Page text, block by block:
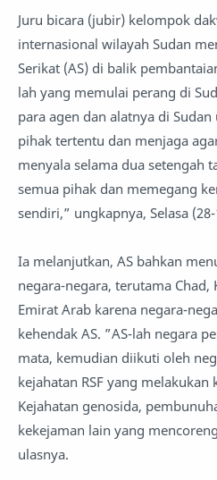
Juru bicara (jubir) kelompok
internasional wilayah Sudan
Serikat (AS) di balik
lah yang memulai perang di
para agen dan alatnya di
pihak tertentu dan menjaga
menyala selama dua setengah
semua pihak dan memegang
sendiri,” ungkapnya, Selasa (28-
Ia melanjutkan, AS bahkan
negara-negara, terutama Chad,
Emirat Arab karena negara-
kehendak AS. ”AS-lah negara
mata, kemudian diikuti oleh
kejahatan RSF yang melakukan
Kejahatan genosida,
kekejaman lain yang
ulasnya.